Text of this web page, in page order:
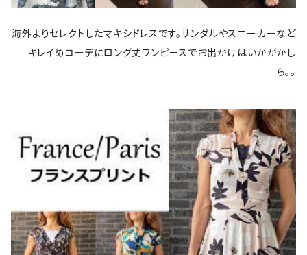
海外よりセレクトしたマキシドレスです。サンダルやスニーカーなど
キレイめコーデにロング丈ワンピースでお出かけはいかがかし
ら。。